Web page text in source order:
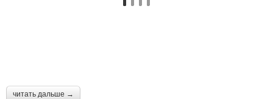
читать дальше →